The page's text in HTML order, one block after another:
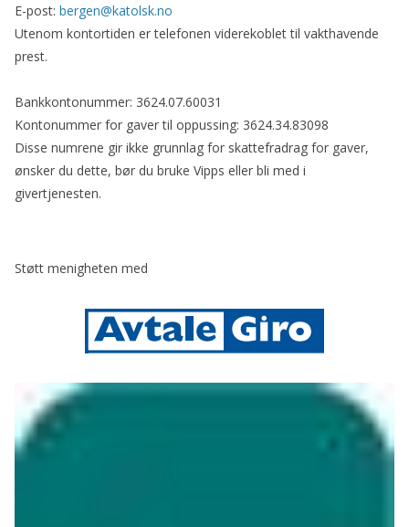
E-post: bergen@katolsk.no
Utenom kontortiden er telefonen viderekoblet til vakthavende
prest.
Bankkontonummer: 3624.07.60031
Kontonummer for gaver til oppussing: 3624.34.83098
Disse numrene gir ikke grunnlag for skattefradrag for gaver,
ønsker du dette, bør du bruke Vipps eller bli med i
givertjenesten.
Støtt menigheten med